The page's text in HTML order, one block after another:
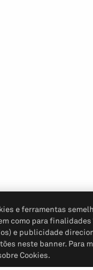
e ferramentas
como para
e publicidade
neste banner. Para
Cookies.